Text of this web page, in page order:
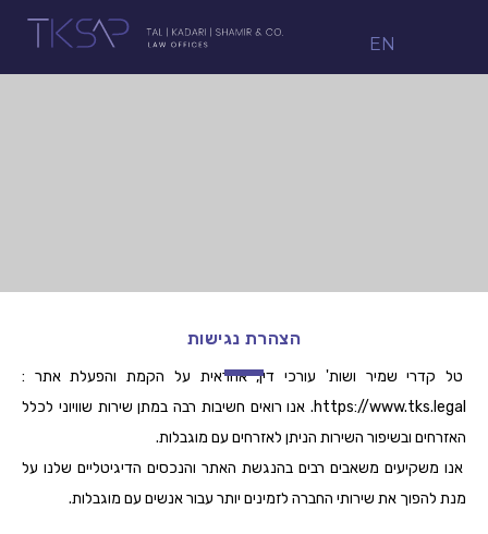
EN
הצהרת נגישות
טל קדרי שמיר ושות' עורכי דין, אחראית על הקמת והפעלת אתר :
https://www.tks.legal. אנו רואים חשיבות רבה במתן שירות שוויוני לכלל
האזרחים ובשיפור השירות הניתן לאזרחים עם מוגבלות.
אנו משקיעים משאבים רבים בהנגשת האתר והנכסים הדיגיטליים שלנו על
מנת להפוך את שירותי החברה לזמינים יותר עבור אנשים עם מוגבלות.